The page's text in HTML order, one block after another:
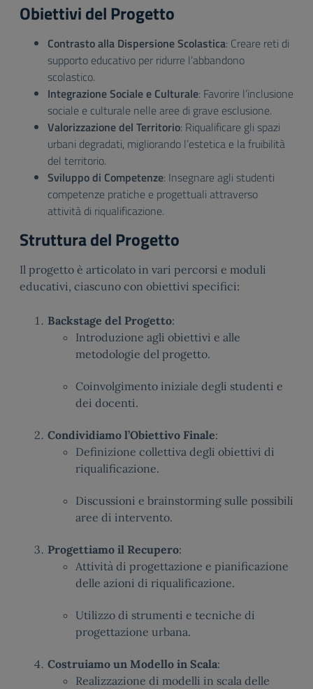
Obiettivi del Progetto
Contrasto alla Dispersione Scolastica: Creare reti di
supporto educativo per ridurre l’abbandono
scolastico.
Integrazione Sociale e Culturale: Favorire l’inclusione
sociale e culturale nelle aree di grave esclusione.
Valorizzazione del Territorio: Riqualificare gli spazi
urbani degradati, migliorando l’estetica e la fruibilità
del territorio.
Sviluppo di Competenze: Insegnare agli studenti
competenze pratiche e progettuali attraverso
attività di riqualificazione.
Struttura del Progetto
Il progetto è articolato in vari percorsi e moduli
educativi, ciascuno con obiettivi specifici:
Backstage del Progetto:
Introduzione agli obiettivi e alle
metodologie del progetto.
Coinvolgimento iniziale degli studenti e
dei docenti.
Condividiamo l’Obiettivo Finale:
Definizione collettiva degli obiettivi di
riqualificazione.
Discussioni e brainstorming sulle possibili
aree di intervento.
Progettiamo il Recupero:
Attività di progettazione e pianificazione
delle azioni di riqualificazione.
Utilizzo di strumenti e tecniche di
progettazione urbana.
Costruiamo un Modello in Scala:
Realizzazione di modelli in scala delle